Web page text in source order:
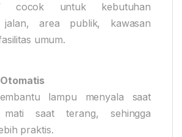
cocok untuk kebutuhan
jalan, area publik, kawasan
umum.
lampu menyala saat
saat terang, sehingga
praktis.